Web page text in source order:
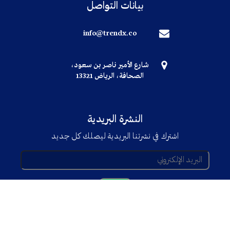
بيانات التواصل
info@trendx.co
شارع الأمير ناصر بن سعود،
الصحافة، الرياض 13321
النشرة البريدية
اشترك في نشرتنا البريدية ليصلك كل جديد